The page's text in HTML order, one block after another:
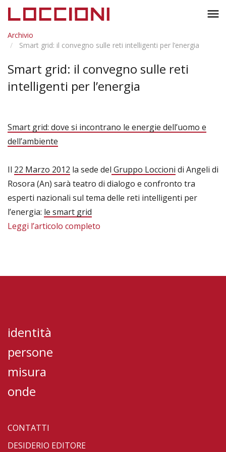
menu
Archivio
Smart grid: il convegno sulle reti intelligenti per l’energia
Smart grid: il convegno sulle reti
intelligenti per l’energia
Smart grid: dove si incontrano le energie dell’uomo e
dell’ambiente
Il 22 Marzo 2012 la sede del Gruppo Loccioni di Angeli di
Rosora (An) sarà teatro di dialogo e confronto tra
esperti nazionali sul tema delle reti intelligenti per
l’energia: le smart grid
Leggi l’articolo completo
identità
persone
misura
onde
CONTATTI
DESIDERIO EDITORE